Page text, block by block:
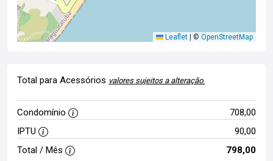
Leaflet | © OpenStreetMap
Total para Acessórios valores sujeitos a alteração.
Condomínio
708,00
IPTU
90,00
Total / Mês
798,00